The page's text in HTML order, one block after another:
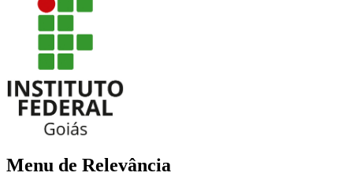
Menu de Relevância